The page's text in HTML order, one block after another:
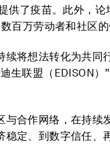
供了疫苗。此外，
百万劳动者和社区的
将想法转化为共同
生联盟（EDISON
与合作网络，在持续
定、到数字信任、